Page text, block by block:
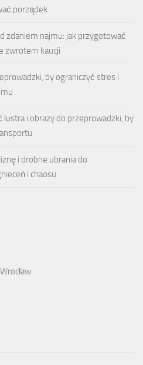
porządek
zdaniem najmu: jak przygotować
zwrotem kaucji
by ograniczyć stres i
lustra i obrazy do przeprowadzki, by
i drobne ubrania do
i chaosu